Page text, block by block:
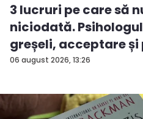
06 august 2026, 13:26
3 lucruri pe care să
niciodată.
greșeli, acceptare și